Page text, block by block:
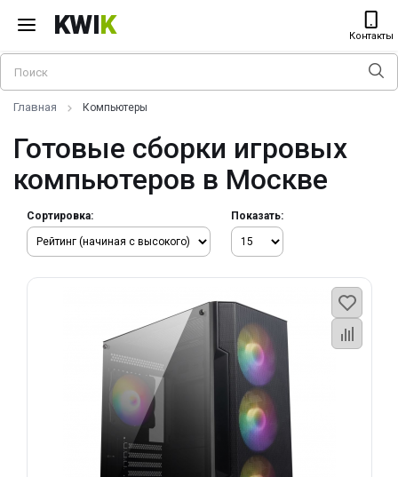
KWIK Контакты
Главная Компьютеры
Готовые сборки игровых
компьютеров в Москве
Сортировка: Показать: